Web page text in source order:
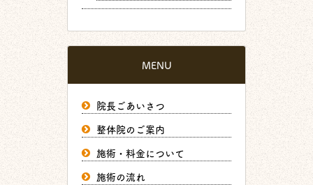
MENU
院長ごあいさつ
整体院のご案内
施術・料金について
施術の流れ